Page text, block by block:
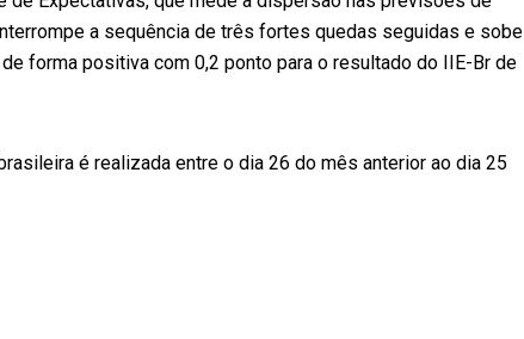
a sequência de três fortes quedas seguidas e sobe
forma positiva com 0,2 ponto para o resultado do IIE-Br de
é realizada entre o dia 26 do mês anterior ao dia 25